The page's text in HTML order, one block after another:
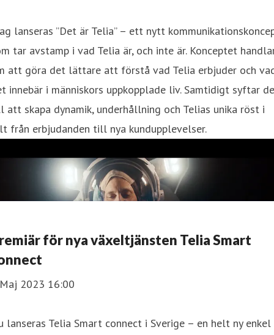
lanseras ”Det är Telia” – ett nytt
tar avstamp i vad Telia är, och inte är. Konceptet
att göra det lättare att förstå vad Telia erbjuder och
innebär i människors uppkopplade liv. Samtidigt syftar
att skapa dynamik, underhållning och Telias unika röst i
från erbjudanden till nya kundupplevelser.
för nya växeltjänsten Telia Smart
2023 16:00
lanseras Telia Smart connect i Sverige – en helt ny enkel